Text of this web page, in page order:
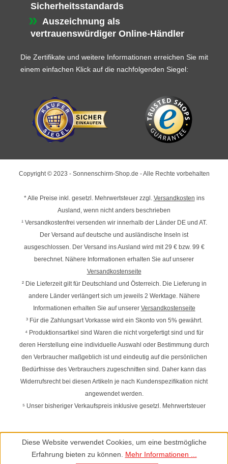
Sicherheitsstandards
Auszeichnung als
vertrauenswürdiger Online-Händler
Die Zertifikate und weitere Informationen erreichen Sie mit
einem einfachen Klick auf die nachfolgenden Siegel:
Copyright © 2023 - Sonnenschirm-Shop.de - Alle Rechte vorbehalten
* Alle Preise inkl. gesetzl. Mehrwertsteuer zzgl. Versandkosten ins
Ausland, wenn nicht anders beschrieben
¹ Versandkostenfrei versenden wir innerhalb der Länder DE und AT.
Der Versand auf deutsche und ausländische Inseln ist
ausgeschlossen. Der Versand ins Ausland wird mit29 € bzw. 99 €
berechnet. Nähere Informationen erhalten Sie auf unserer
Versandkostenseite
² Die Lieferzeit gilt für Deutschland und Österreich. Die Lieferung in
andere Länder verlängert sich um jeweils 2 Werktage. Nähere
Informationen erhalten Sie auf unserer Versandkostenseite
³ Für die Zahlungsart Vorkasse wird ein Skonto von 5% gewährt.
⁴ Produktionsartikel sind Waren die nicht vorgefertigt sind und für
deren Herstellung eine individuelle Auswahl oder Bestimmung durch
den Verbraucher maßgeblich ist und eindeutig auf die persönlichen
Bedürfnisse des Verbrauchers zugeschnitten sind. Daher kann das
Widerrufsrecht bei diesen Artikeln je nach Kundenspezifikation nicht
angewendet werden.
⁵ Unser bisheriger Verkaufspreis inklusive gesetzl. Mehrwertsteuer
Diese Website verwendet Cookies, um eine bestmögliche
Erfahrung bieten zu können. Mehr Informationen ...